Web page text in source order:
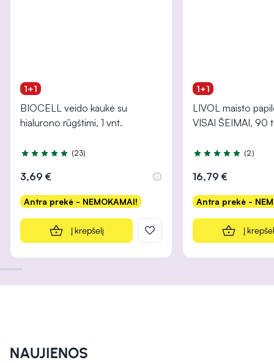
1+1
BIOCELL veido kaukė su
hialurono rūgštimi, 1 vnt.
Įvertinimas 5.0 iš 5
(23)
3,69 €
Antra prekė - NEMOKAMAI!
Į krepšelį
1+1
LIVOL maisto
VISAI ŠEIMAI, 90
Įvertinimas 5.0 iš 5
(2)
16,79 €
Antra prekė -
Į
INFORMACIJA
INFORMACIJA
NAUJIENOS